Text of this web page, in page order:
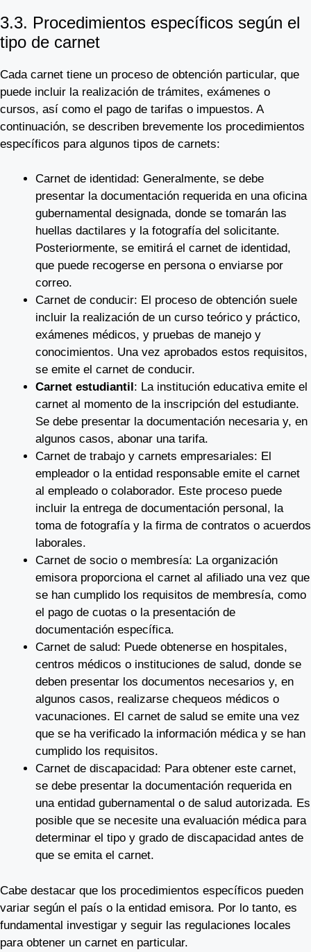
3.3. Procedimientos específicos según el
tipo de carnet
Cada carnet tiene un proceso de obtención particular, que
puede incluir la realización de trámites, exámenes o
cursos, así como el pago de tarifas o impuestos. A
continuación, se describen brevemente los procedimientos
específicos para algunos tipos de carnets:
Carnet de identidad: Generalmente, se debe
presentar la documentación requerida en una oficina
gubernamental designada, donde se tomarán las
huellas dactilares y la fotografía del solicitante.
Posteriormente, se emitirá el carnet de identidad,
que puede recogerse en persona o enviarse por
correo.
Carnet de conducir: El proceso de obtención suele
incluir la realización de un curso teórico y práctico,
exámenes médicos, y pruebas de manejo y
conocimientos. Una vez aprobados estos requisitos,
se emite el carnet de conducir.
Carnet estudiantil : La institución educativa emite el
carnet al momento de la inscripción del estudiante.
Se debe presentar la documentación necesaria y, en
algunos casos, abonar una tarifa.
Carnet de trabajo y carnets empresariales: El
empleador o la entidad responsable emite el carnet
al empleado o colaborador. Este proceso puede
incluir la entrega de documentación personal, la
toma de fotografía y la firma de contratos o acuerdos
laborales.
Carnet de socio o membresía: La organización
emisora proporciona el carnet al afiliado una vez que
se han cumplido los requisitos de membresía, como
el pago de cuotas o la presentación de
documentación específica.
Carnet de salud: Puede obtenerse en hospitales,
centros médicos o instituciones de salud, donde se
deben presentar los documentos necesarios y, en
algunos casos, realizarse chequeos médicos o
vacunaciones. El carnet de salud se emite una vez
que se ha verificado la información médica y se han
cumplido los requisitos.
Carnet de discapacidad: Para obtener este carnet,
se debe presentar la documentación requerida en
una entidad gubernamental o de salud autorizada. Es
posible que se necesite una evaluación médica para
determinar el tipo y grado de discapacidad antes de
que se emita el carnet.
Cabe destacar que los procedimientos específicos pueden
variar según el país o la entidad emisora. Por lo tanto, es
fundamental investigar y seguir las regulaciones locales
para obtener un carnet en particular.